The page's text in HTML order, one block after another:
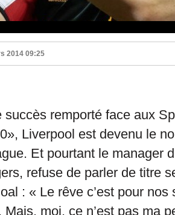
2014 09:25
succès remporté face aux
Liverpool est devenu le
Et pourtant le manager
refuse de parler de titre
: « Le rêve c’est pour nos
moi, ce n’est pas ma